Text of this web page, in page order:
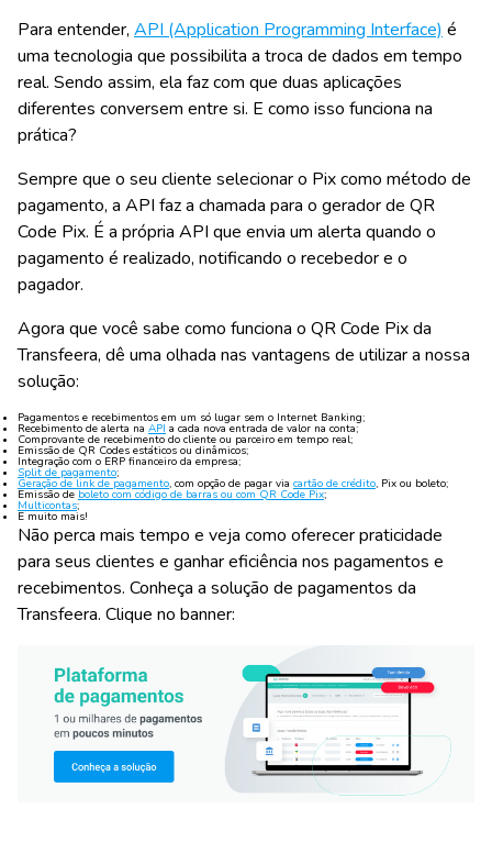
Para entender, API (Application Programming Interface) é
uma tecnologia que possibilita a troca de dados em tempo
real. Sendo assim, ela faz com que duas aplicações
diferentes conversem entre si. E como isso funciona na
prática?
Sempre que o seu cliente selecionar o Pix como método de
pagamento, a API faz a chamada para o gerador de QR
Code Pix. É a própria API que envia um alerta quando o
pagamento é realizado, notificando o recebedor e o
pagador.
Agora que você sabe como funciona o QR Code Pix da
Transfeera, dê uma olhada nas vantagens de utilizar a nossa
solução:
Pagamentos e recebimentos em um só lugar sem o Internet Banking;
Recebimento de alerta na API a cada nova entrada de valor na conta;
Comprovante de recebimento do cliente ou parceiro em tempo real;
Emissão de QR Codes estáticos ou dinâmicos;
Integração com o ERP financeiro da empresa;
Split de pagamento;
Geração de link de pagamento, com opção de pagar via cartão de crédito, Pix ou boleto;
Emissão de boleto com código de barras ou com QR Code Pix;
Multicontas;
E muito mais!
Não perca mais tempo e veja como oferecer praticidade
para seus clientes e ganhar eficiência nos pagamentos e
recebimentos. Conheça a solução de pagamentos da
Transfeera. Clique no banner: